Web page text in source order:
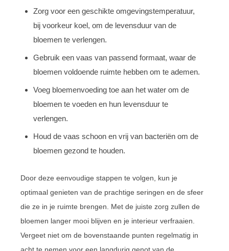
Zorg voor een geschikte omgevingstemperatuur,
bij voorkeur koel, om de levensduur van de
bloemen te verlengen.
Gebruik een vaas van passend formaat, waar de
bloemen voldoende ruimte hebben om te ademen.
Voeg bloemenvoeding toe aan het water om de
bloemen te voeden en hun levensduur te
verlengen.
Houd de vaas schoon en vrij van bacteriën om de
bloemen gezond te houden.
Door deze eenvoudige stappen te volgen, kun je
optimaal genieten van de prachtige seringen en de sfeer
die ze in je ruimte brengen. Met de juiste zorg zullen de
bloemen langer mooi blijven en je interieur verfraaien.
Vergeet niet om de bovenstaande punten regelmatig in
acht te nemen voor een langdurig genot van de